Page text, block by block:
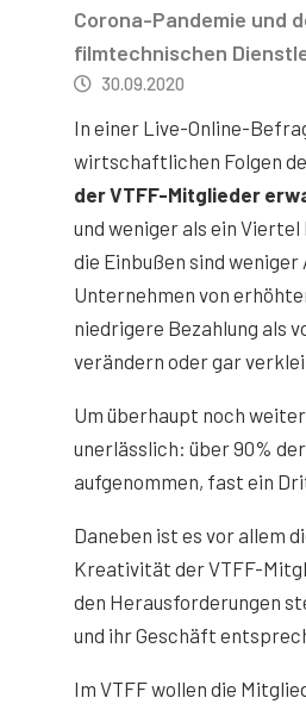
Corona-Pandemie und
filmtechnischen
30.09.2020
In einer Live-Online-
wirtschaftlichen Folgen
der VTFF-Mitglieder
und weniger als ein
die Einbußen sind
Unternehmen von
niedrigere Bezahlung als
verändern oder gar
Um überhaupt noch
unerlässlich: über 90%
aufgenommen, fast ein
Daneben ist es vor allem
Kreativität der VTFF-
den Herausforderungen
und ihr Geschäft
Im VTFF wollen die